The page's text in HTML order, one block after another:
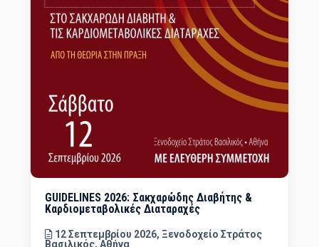
GUIDELINES 2026: Σακχαρώδης Διαβήτης &
Καρδιομεταβολικές Διαταραχές
12 Σεπτεμβρίου 2026, Ξενοδοχείο Στράτος
Βασιλικός, Αθήνα